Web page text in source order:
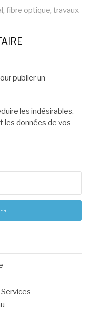
,fibre optique,travaux
publier un
les indésirables.
les données de vos